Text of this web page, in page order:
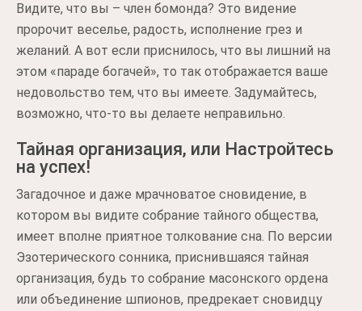
Видите, что вы – член бомонда? Это видение
пророчит веселье, радость, исполнение грез и
желаний. А вот если приснилось, что вы лишний на
этом «параде богачей», то так отображается ваше
недовольство тем, что вы имеете. Задумайтесь,
возможно, что-то вы делаете неправильно.
Тайная организация, или Настройтесь
на успех!
Загадочное и даже мрачноватое сновидение, в
котором вы видите собрание тайного общества,
имеет вполне приятное толкование сна. По версии
Эзотерического сонника, приснившаяся тайная
организация, будь то собрание масонского ордена
или объединение шпионов, предрекает сновидцу